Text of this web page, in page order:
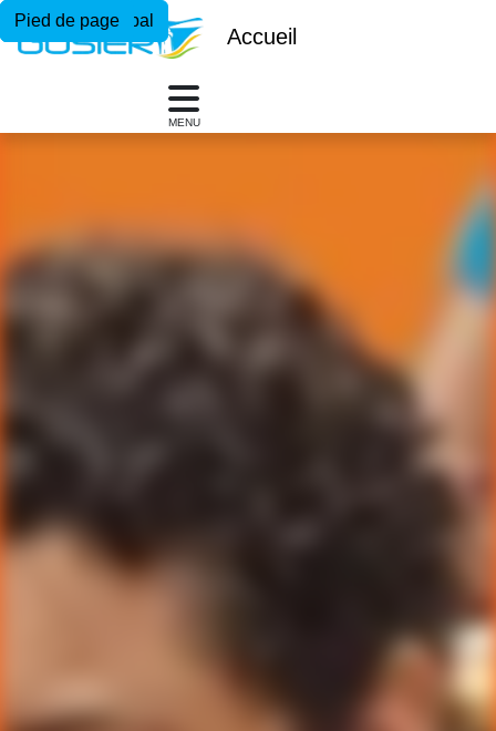
Menu principal
Contenu principal
Pied de page
Accueil
MENU